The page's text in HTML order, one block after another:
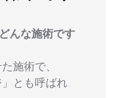
んな施術です
施術で、
とも呼ばれ